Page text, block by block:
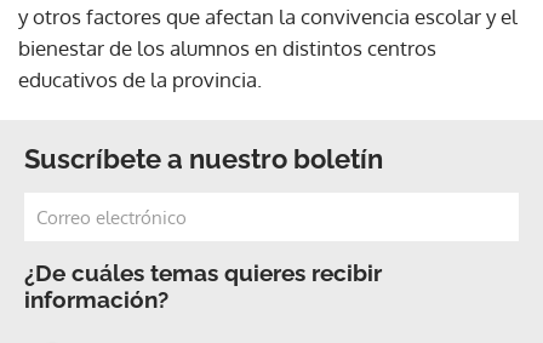
y otros factores que afectan la convivencia escolar y el
bienestar de los alumnos en distintos centros
educativos de la provincia.
Suscríbete a nuestro boletín
¿De cuáles temas quieres recibir
información?